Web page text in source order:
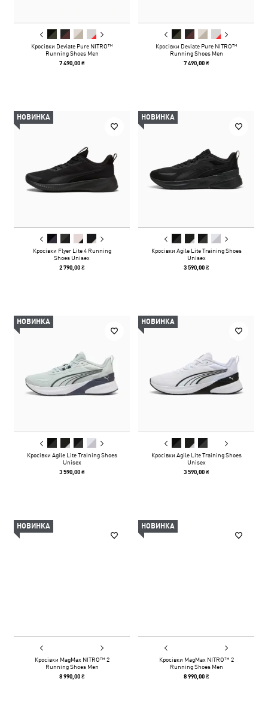
Кросівки Deviate Pure NITRO™
Running Shoes Men
7 490,00 ₴
Кросівки Deviate Pure NITRO™
Running Shoes Men
7 490,00 ₴
НОВИНКА
Кросівки Flyer Lite 4 Running
Shoes Unisex
2 790,00 ₴
НОВИНКА
Кросівки Agile Lite Training Shoes
Unisex
3 590,00 ₴
НОВИНКА
Кросівки Agile Lite Training Shoes
Unisex
3 590,00 ₴
НОВИНКА
Кросівки Agile Lite Training Shoes
Unisex
3 590,00 ₴
НОВИНКА
Кросівки MagMax NITRO™ 2
Running Shoes Men
8 990,00 ₴
НОВИНКА
Кросівки MagMax NITRO™ 2
Running Shoes Men
8 990,00 ₴